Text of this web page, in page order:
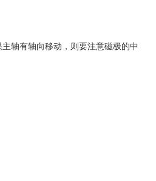
轴有轴向移动，则要注意磁极的中